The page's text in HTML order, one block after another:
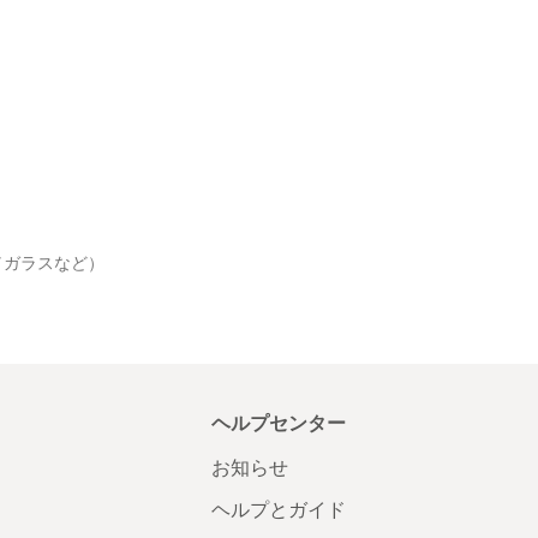
ラスなど）
ヘルプセンター
お知らせ
ヘルプとガイド